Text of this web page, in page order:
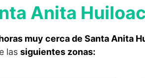
Anita Huiloac
muy cerca de Santa Anita
las siguientes zonas: